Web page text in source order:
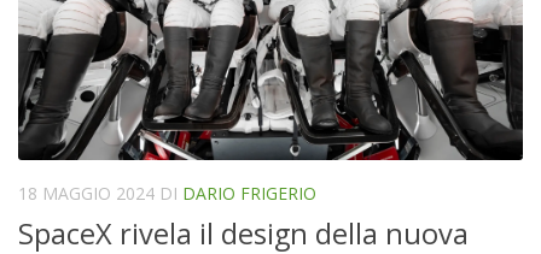
18 MAGGIO 2024 DI DARIO FRIGERIO
SpaceX rivela il design della nuova